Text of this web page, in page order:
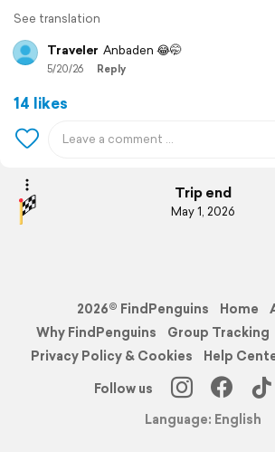
See translation
Traveler Anbaden 😂🤭
5/20/26 Reply
14 likes
Trip end
May 1, 2026
2026© FindPenguins Home
Why FindPenguins
Group Tracking
Privacy Policy & Cookies
Help
Follow us
Language: English